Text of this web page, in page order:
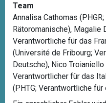
Team
Annalisa Cathomas
Rätoromanische), Magalie
Verantwortliche für das
(Université de Fribourg;
Deutsche), Nico
Verantwortlicher für das
(PHTG; Verantwortliche